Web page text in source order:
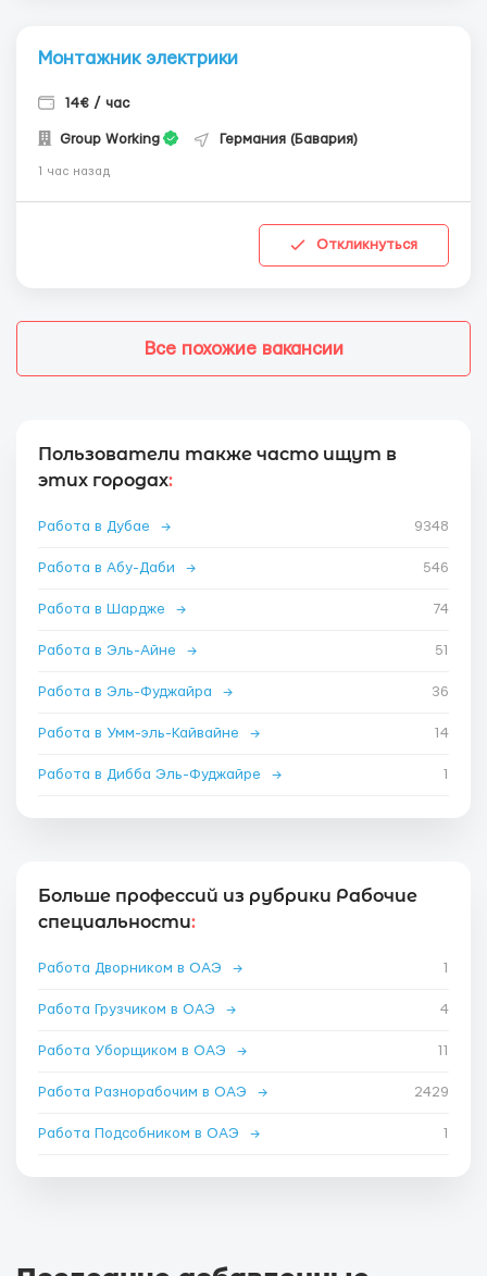
Монтажник электрики
14€ / час
Group Working Германия (Бавария)
1 час назад
Откликнуться
Все похожие вакансии
Пользователи также часто ищут в
этих городах:
Работа в Дубае → 9348
Работа в Абу-Даби → 546
Работа в Шардже → 74
Работа в Эль-Айне → 51
Работа в Эль-Фуджайра → 36
Работа в Умм-эль-Кайвайне → 14
Работа в Дибба Эль-Фуджайре → 1
Больше профессий из рубрики Рабочие
специальности:
Работа Дворником в ОАЭ → 1
Работа Грузчиком в ОАЭ → 4
Работа Уборщиком в ОАЭ → 11
Работа Разнорабочим в ОАЭ → 2429
Работа Подсобником в ОАЭ → 1